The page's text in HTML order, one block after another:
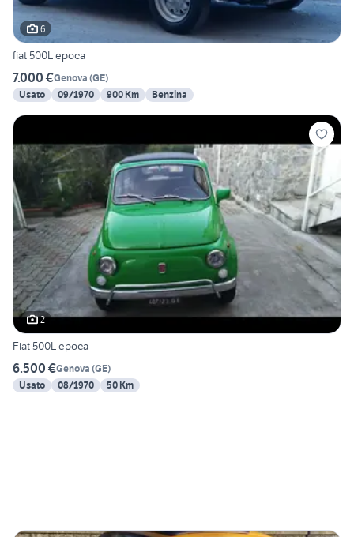
6
fiat 500L epoca
7.000 €Genova (GE)
Usato
09/1970 900 Km Benzina
2
Fiat 500L epoca
6.500 €Genova (GE)
Usato
08/1970 50 Km